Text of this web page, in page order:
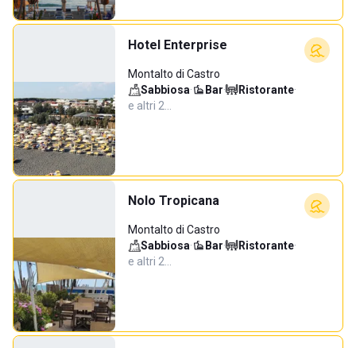
Hotel Enterprise
Montalto di Castro
Sabbiosa· Bar· Ristorante·
e altri 2…
Nolo Tropicana
Montalto di Castro
Sabbiosa· Bar· Ristorante·
e altri 2…